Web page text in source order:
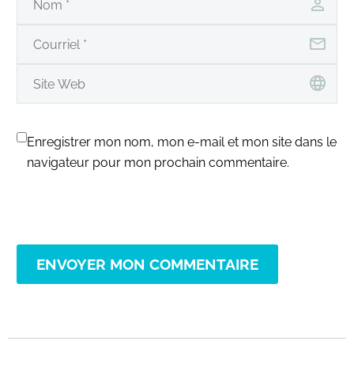
Enregistrer mon nom, mon e-mail et mon site dans le
navigateur pour mon prochain commentaire.
ENVOYER MON COMMENTAIRE